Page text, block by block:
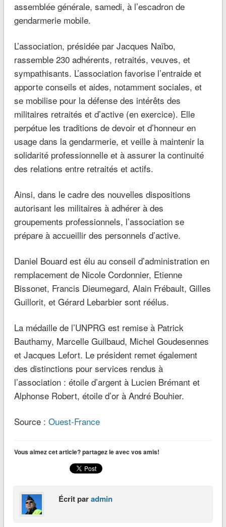
assemblée générale, samedi, à l’escadron de
gendarmerie mobile.
L’association, présidée par Jacques Naïbo,
rassemble 230 adhérents, retraités, veuves, et
sympathisants. L’association favorise l’entraide et
apporte conseils et aides, notamment sociales, et
se mobilise pour la défense des intérêts des
militaires retraités et d’active (en exercice). Elle
perpétue les traditions de devoir et d’honneur en
usage dans la gendarmerie, et veille à maintenir la
solidarité professionnelle et à assurer la continuité
des relations entre retraités et actifs.
Ainsi, dans le cadre des nouvelles dispositions
autorisant les militaires à adhérer à des
groupements professionnels, l’association se
prépare à accueillir des personnels d’active.
Daniel Bouard est élu au conseil d’administration en
remplacement de Nicole Cordonnier, Etienne
Bissonet, Francis Dieumegard, Alain Frébault, Gilles
Guillorit, et Gérard Lebarbier sont réélus.
La médaille de l’UNPRG est remise à Patrick
Bauthamy, Marcelle Guilbaud, Michel Goudesennes
et Jacques Lefort. Le président remet également
des distinctions pour services rendus à
l’association : étoile d’argent à Lucien Brémant et
Alphonse Robert, étoile d’or à André Bouhier.
Source : Ouest-France
Vous aimez cet article? partagez le avec vos amis!
Écrit paradmin